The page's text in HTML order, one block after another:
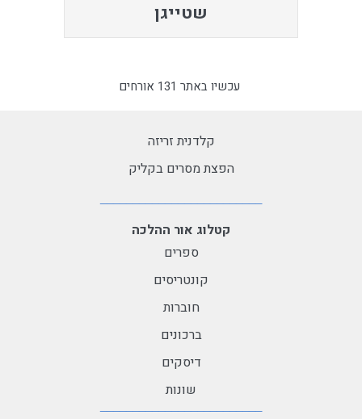
שטייגן
עכשיו באתר 131 אורחים
קלדנית זריזה
הפצת מסרים בקליק
קטלוג אור ההלכה
ספרים
קונטריסים
חוברות
ברכונים
דיסקים
שונות